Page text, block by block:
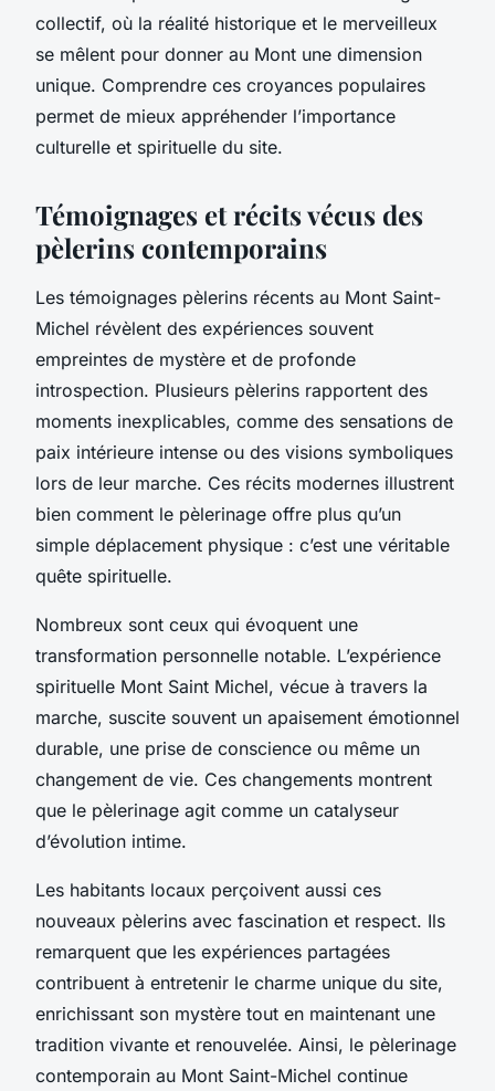
collectif, où la réalité historique et le merveilleux
se mêlent pour donner au Mont une dimension
unique. Comprendre ces croyances populaires
permet de mieux appréhender l’importance
culturelle et spirituelle du site.
Témoignages et récits vécus des
pèlerins contemporains
Les témoignages pèlerins récents au Mont Saint-
Michel révèlent des expériences souvent
empreintes de mystère et de profonde
introspection. Plusieurs pèlerins rapportent des
moments inexplicables, comme des sensations de
paix intérieure intense ou des visions symboliques
lors de leur marche. Ces récits modernes illustrent
bien comment le pèlerinage offre plus qu’un
simple déplacement physique : c’est une véritable
quête spirituelle.
Nombreux sont ceux qui évoquent une
transformation personnelle notable. L’expérience
spirituelle Mont Saint Michel, vécue à travers la
marche, suscite souvent un apaisement émotionnel
durable, une prise de conscience ou même un
changement de vie. Ces changements montrent
que le pèlerinage agit comme un catalyseur
d’évolution intime.
Les habitants locaux perçoivent aussi ces
nouveaux pèlerins avec fascination et respect. Ils
remarquent que les expériences partagées
contribuent à entretenir le charme unique du site,
enrichissant son mystère tout en maintenant une
tradition vivante et renouvelée. Ainsi, le pèlerinage
contemporain au Mont Saint-Michel continue